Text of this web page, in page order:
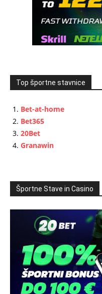
Top športne stavnice
Bet-at-home
Bet365
20Bet
Granawin
Športne Stave in Casino